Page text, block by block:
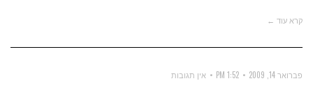
קרא עוד ←
פברואר 14, 2009 1:52 PM אין תגובות